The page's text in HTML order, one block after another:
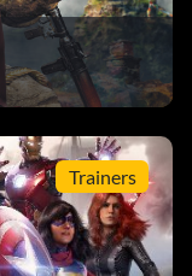
Trainers